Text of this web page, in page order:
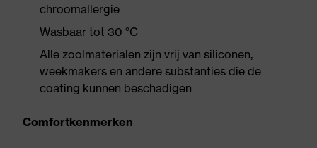
chroomallergie
Wasbaar tot 30 °C
Alle zoolmaterialen zijn vrij van siliconen,
weekmakers en andere substanties die de
coating kunnen beschadigen
Comfortkenmerken